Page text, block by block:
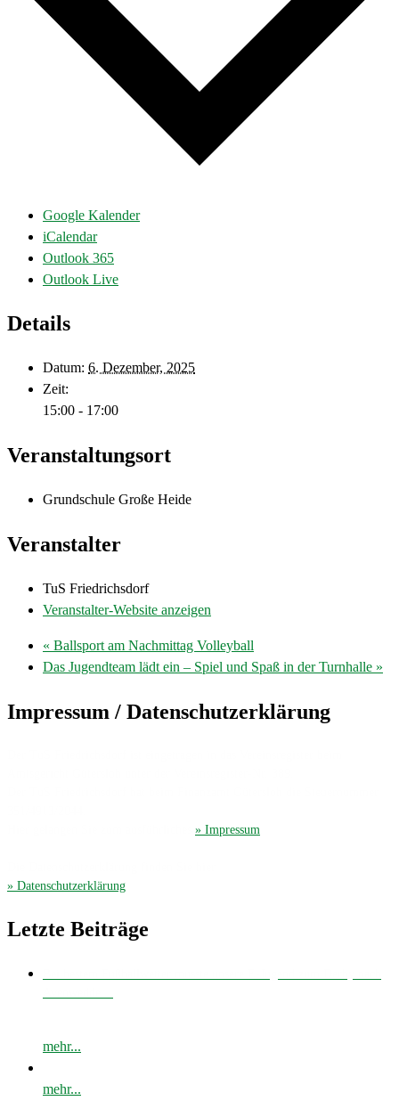
Google Kalender
iCalendar
Outlook 365
Outlook Live
Details
Datum: 6. Dezember, 2025
Zeit:
15:00 - 17:00
Veranstaltungsort
Grundschule Große Heide
Veranstalter
TuS Friedrichsdorf
Veranstalter-Website anzeigen
« Ballsport am Nachmittag Volleyball
Das Jugendteam lädt ein – Spiel und Spaß in der Turnhalle »
Impressum / Datenschutzerklärung
» Impressum
» Datenschutzerklärung
Letzte Beiträge
mehr...
mehr...